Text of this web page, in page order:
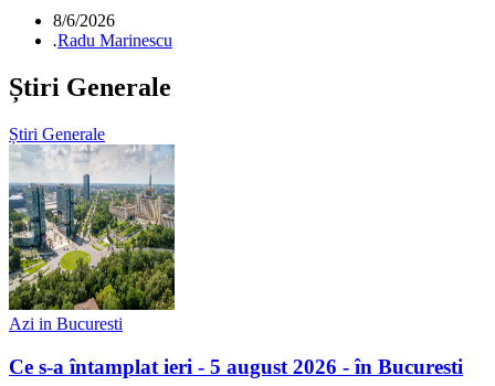
8/6/2026
.Radu Marinescu
Știri Generale
Știri Generale
Azi in Bucuresti
Ce s-a întamplat ieri - 5 august 2026 - în Bucuresti